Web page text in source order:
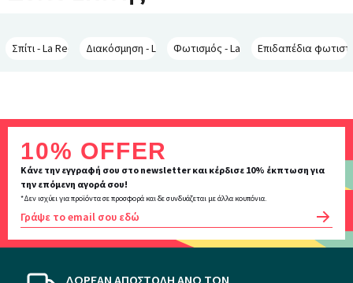
Σπίτι - La Redoute InterieursΔιακόσμηση - La Redoute InterieursΦωτισμός - La Redoute Interieurs
Επιδαπέδια
Inscription
newsletter
10% OFFER
Κάνε την εγγραφή σου στο newsletter και κέρδισε 10% έκπτωση για
την επόμενη αγορά σου!
*Δεν ισχύει για προϊόντα σε προσφορά και δε συνδυάζεται με άλλα κουπόνια.
OK